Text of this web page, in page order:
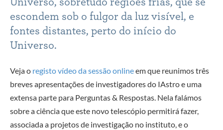
escondem sob o fulgor da luz visível, e
fontes distantes, perto do início do
Universo.
Veja o registo vídeo da sessão onlineem que reunimos três
breves apresentações de investigadores do IAstro e uma
extensa parte para Perguntas & Respostas. Nela falámos
sobre a ciência que este novo telescópio permitirá fazer,
associada a projetos de investigação no instituto, e o